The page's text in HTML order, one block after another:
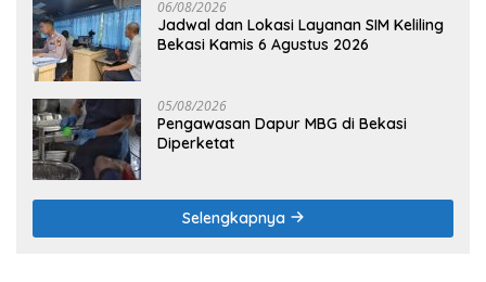
06/08/2026
Jadwal dan Lokasi Layanan SIM Keliling
Bekasi Kamis 6 Agustus 2026
05/08/2026
Pengawasan Dapur MBG di Bekasi
Diperketat
Selengkapnya